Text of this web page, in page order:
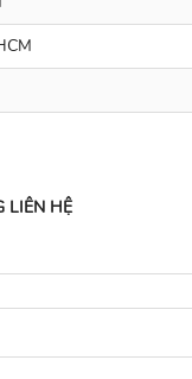
LIÊN HỆ